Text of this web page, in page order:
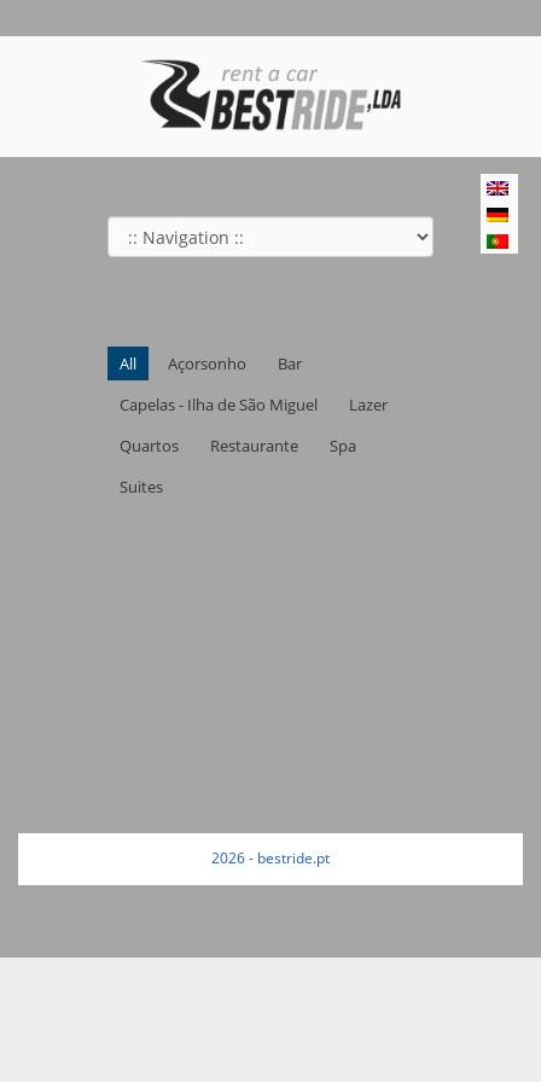
All Açorsonho
Bar
Capelas - Ilha de São Miguel
Lazer
Quartos
Restaurante
Spa
Suites
2026 - bestride.pt